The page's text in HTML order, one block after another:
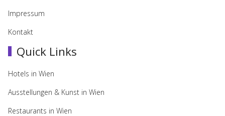
Impressum
Kontakt
Quick Links
Hotels in Wien
Ausstellungen & Kunst in Wien
Restaurants in Wien